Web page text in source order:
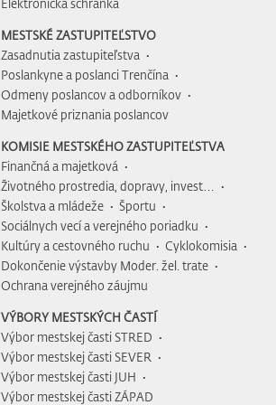
Elektronická schránka
MESTSKÉ ZASTUPITEĽSTVO
Zasadnutia zastupiteľstva
Poslankyne a poslanci Trenčína
Odmeny poslancov a odborníkov
Majetkové priznania poslancov
KOMISIE MESTSKÉHO ZASTUPITEĽSTVA
Finančná a majetková
Životného prostredia, dopravy, invest…
Školstva a mládeže
Športu
Sociálnych vecí a verejného poriadku
Kultúry a cestovného ruchu
Cyklokomisia
Dokončenie výstavby Moder. žel. trate
Ochrana verejného záujmu
VÝBORY MESTSKÝCH ČASTÍ
Výbor mestskej časti STRED
Výbor mestskej časti SEVER
Výbor mestskej časti JUH
Výbor mestskej časti ZÁPAD